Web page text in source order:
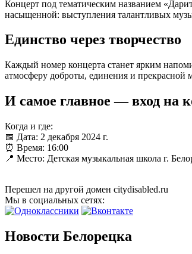
Концерт под тематическим названием
насыщенной: выступления талантливых
Единство через творчество
Каждый номер концерта станет ярким
атмосферу доброты, единения и прекрасной
И самое главное — вход на
Когда и где:
📅 Дата: 2 декабря 2024 г.
⏰ Время: 16:00
📍 Место: Детская музыкальная школа г.
Перешел на другой домен citydisabled.ru
Мы в социальных сетях:
Новости Белорецка